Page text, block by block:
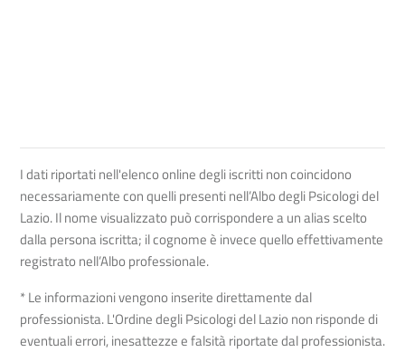
I dati riportati nell'elenco online degli iscritti non coincidono
necessariamente con quelli presenti nell’Albo degli Psicologi del
Lazio. Il nome visualizzato può corrispondere a un alias scelto
dalla persona iscritta; il cognome è invece quello effettivamente
registrato nell’Albo professionale.
* Le informazioni vengono inserite direttamente dal
professionista. L'Ordine degli Psicologi del Lazio non risponde di
eventuali errori, inesattezze e falsità riportate dal professionista.